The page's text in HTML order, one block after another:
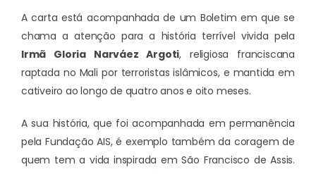
A carta está acompanhada de um Boletim em que se
chama a atenção para a história terrível vivida pela
Irmã Gloria Narváez Argoti, religiosa franciscana
raptada no Mali por terroristas islâmicos, e mantida em
cativeiro ao longo de quatro anos e oito meses.
A sua história, que foi acompanhada em permanência
pela Fundação AIS, é exemplo também da coragem de
quem tem a vida inspirada em São Francisco de Assis.